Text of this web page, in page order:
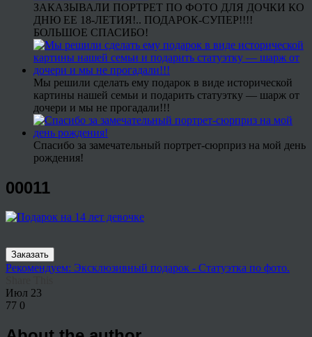
ЗАКАЗЫВАЛИ ПОРТРЕТ ПО ФОТО ДЛЯ ДОЧКИ КО
ДНЮ ЕЕ 18-ЛЕТИЯ!.. ПОДАРОК-СУПЕР!!!!
БОЛЬШОЕ СПАСИБО!
Мы решили сделать ему подарок в виде исторической
картины нашей семьи и подарить статуэтку — шарж от
дочери и мы не прогадали!!!
Спасибо за замечательный портрет-сюрприз на мой день
рождения!
00011
Заказать
Рекомендуем: Эксклюзивный подарок - Статуэтка по фото.
Июл 23
77 0